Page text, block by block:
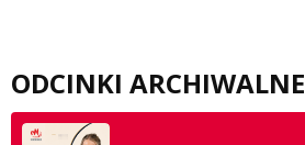
ODCINKI ARCHIWALNE